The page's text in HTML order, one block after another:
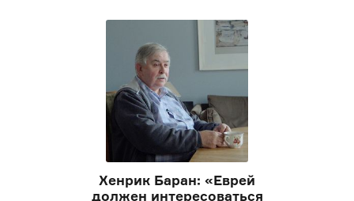
Хенрик Баран: «Еврей
должен интересоваться